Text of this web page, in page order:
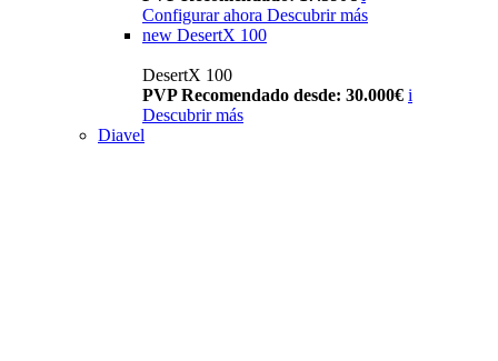
Configurar ahora Descubrir más
new DesertX 100
DesertX 100
PVP Recomendado desde: 30.000€ i
Descubrir más
Diavel